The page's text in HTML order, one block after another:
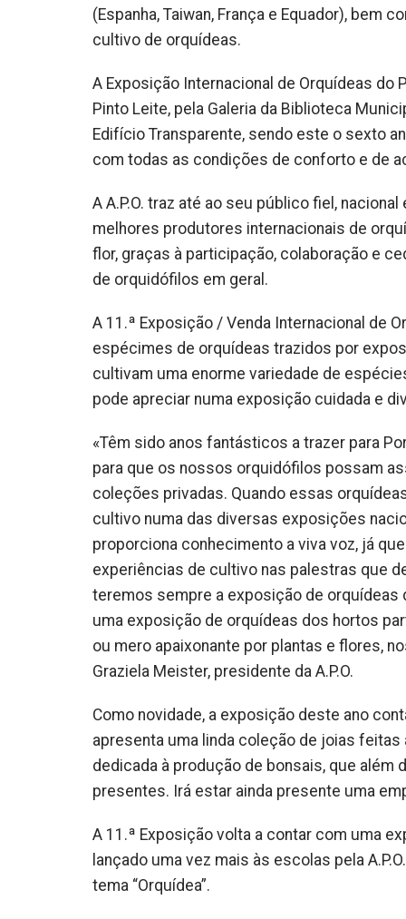
(Espanha, Taiwan, França e Equador),
cultivo de orquídeas.
​A Exposição Internacional de Orquídeas
Pinto Leite, pela Galeria da Biblioteca
Edifício Transparente, sendo este o sexto
com todas as condições de conforto e de
A A.P.O. traz até ao seu público fiel,
melhores produtores internacionais de
flor, graças à participação, colaboração e
de orquidófilos em geral.
A 11.ª Exposição / Venda Internacional de
espécimes de orquídeas trazidos por
cultivam uma enorme variedade de
pode apreciar numa exposição cuidada e
«Têm sido anos fantásticos a trazer para
para que os nossos orquidófilos possam
coleções privadas. Quando essas
cultivo numa das diversas exposições
proporciona conhecimento a viva voz, já
experiências de cultivo nas palestras que
teremos sempre a exposição de orquídeas
uma exposição de orquídeas dos hortos
ou mero apaixonante por plantas e flores,
Graziela Meister, presidente da A.P.O.
Como novidade, a exposição deste ano
apresenta uma linda coleção de joias
dedicada à produção de bonsais, que além
presentes. Irá estar ainda presente uma
A 11.ª Exposição volta a contar com uma
lançado uma vez mais às escolas pela
tema “Orquídea”.